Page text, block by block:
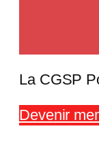
La CGSP
Devenir